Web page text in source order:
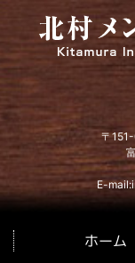
北村メンタルヘル
〒
E-
ホーム